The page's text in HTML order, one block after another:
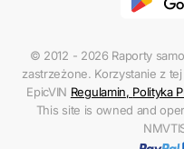
© 2012 - 2026 Raporty
zastrzeżone. Korzystanie z
EpicVIN Regulamin, Polityka
This site is owned and